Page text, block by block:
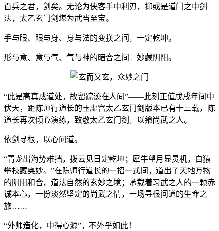
百兵之君，剑矣。无论为侠客手中利刃，抑或是道门之中剑
法，太乙玄门剑堪为武当至宝。
手与眼、眼与身、身与法的变换之间，一定乾坤。
形与意、意与气、气与神的暗合之间，妙藏阴阳。
“此是高真成道处，故留踪迹在人间”——此刻正值戊戌年间中
伏天，距陈师行道长的玉虚宫太乙玄门剑版本已有十三载，陈
道长再次倾心演练，致敬太乙玄门剑，以飨尚武之人。
依剑寻根，以心问道。
“青龙出海势难挡，拨云见日定乾坤；犀牛望月显灵机，白猿
攀枝藏奥妙。”在陈师行道长的一招一式间，道出了天地万物
的阴阳和合，道法自然的玄妙之境；承载着习武之人的一颗赤
诚本心，一份淡然坚定的尚武之情，一场寻根问道的生命之
旅……
“外师造化，中得心源”，不外乎如此！